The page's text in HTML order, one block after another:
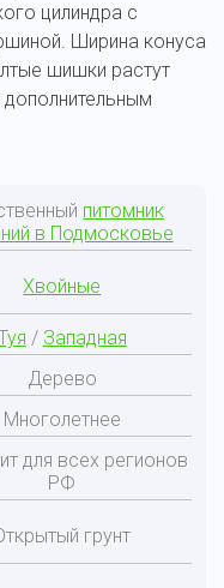
цилиндра с
Ширина конуса
шишки растут
питомник
в Подмосковье
Хвойные
/ Западная
Дерево
Многолетнее
для всех регионов
РФ
грунт